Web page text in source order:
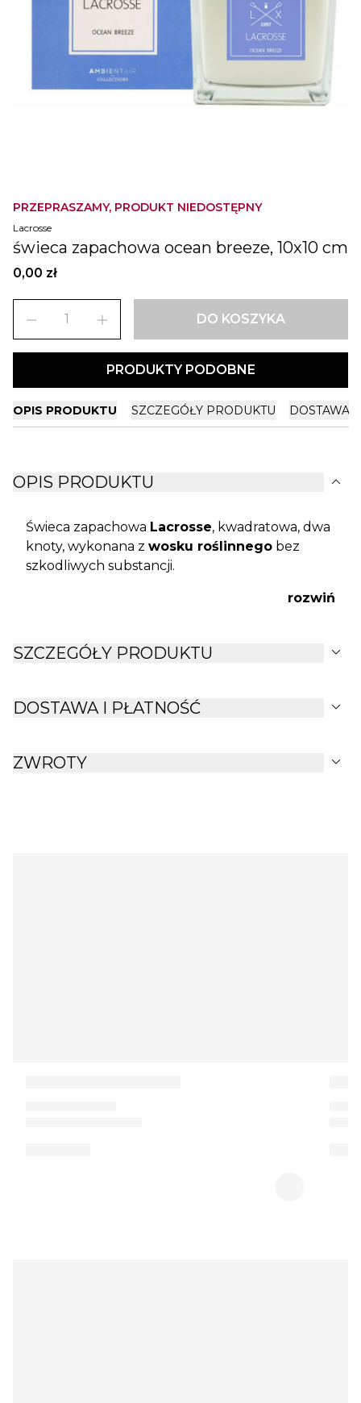
PRZEPRASZAMY, PRODUKT NIEDOSTĘPNY
Lacrosse
świeca zapachowa ocean breeze, 10x10 cm
0,00 zł
remove add DO KOSZYKA
PRODUKTY PODOBNE
OPIS PRODUKTU SZCZEGÓŁY PRODUKTU DOSTAWA
OPIS PRODUKTU expand_more
Świeca zapachowa Lacrosse, kwadratowa, dwa
knoty, wykonana z wosku roślinnego bez
szkodliwych substancji.
rozwiń
SZCZEGÓŁY PRODUKTU expand_more
DOSTAWA I PŁATNOŚĆ expand_more
ZWROTY expand_more